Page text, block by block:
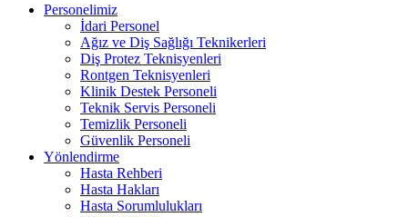
Personelimiz
İdari Personel
Ağız ve Diş Sağlığı Teknikerleri
Diş Protez Teknisyenleri
Rontgen Teknisyenleri
Klinik Destek Personeli
Teknik Servis Personeli
Temizlik Personeli
Güvenlik Personeli
Yönlendirme
Hasta Rehberi
Hasta Hakları
Hasta Sorumlulukları